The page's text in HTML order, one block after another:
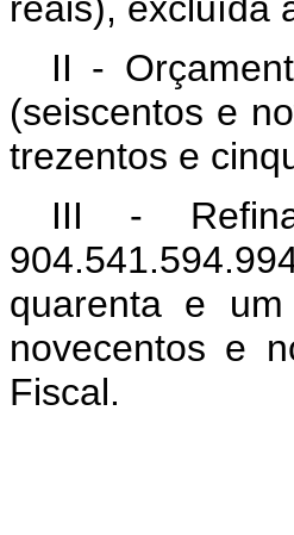
II -
(seiscentos e
trezentos e
III -
quarenta e
novecentos e
Fiscal.